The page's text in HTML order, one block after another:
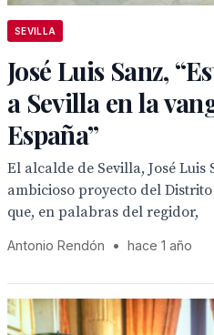
SEVILLA
José Luis Sanz,
a Sevilla en la
España”
El alcalde de Sevilla, José
ambicioso proyecto del
que, en palabras del regidor,
Antonio Rendón • hace 1 año